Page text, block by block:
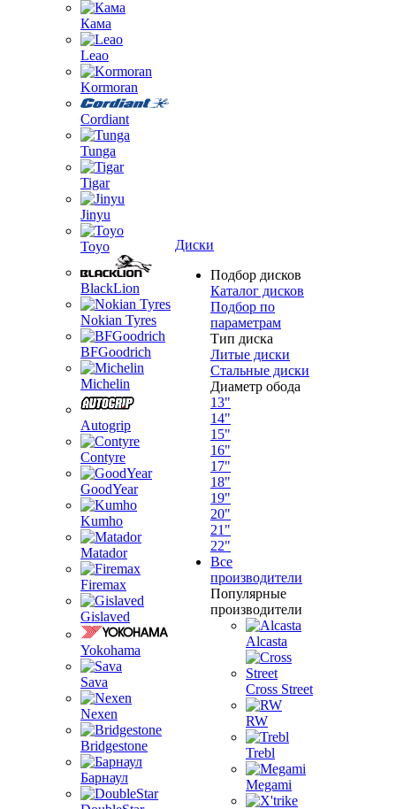
Кама
Leao
Kormoran
Cordiant
Tunga
Tigar
Jinyu
Toyo
BlackLion
Nokian Tyres
BFGoodrich
Michelin
Autogrip
Contyre
GoodYear
Kumho
Matador
Firemax
Gislaved
Yokohama
Sava
Nexen
Bridgestone
Барнаул
Диски
Подбор дисков
Каталог дисков
Подбор по
параметрам
Тип диска
Литые диски
Стальные диски
Диаметр обода
13"
14"
15"
16"
17"
18"
19"
20"
21"
22"
Все
производители
Популярные
производители
Alcasta
Cross Street
RW
Trebl
Megami